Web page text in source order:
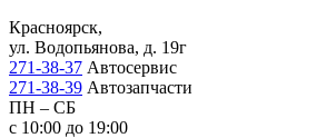
Красноярск,
ул. Водопьянова, д. 19г
271-38-37 Автосервис
271-38-39 Автозапчасти
ПН – СБ
с 10:00 до 19:00